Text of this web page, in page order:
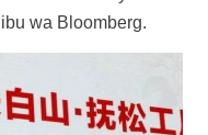
wa Bloomberg.